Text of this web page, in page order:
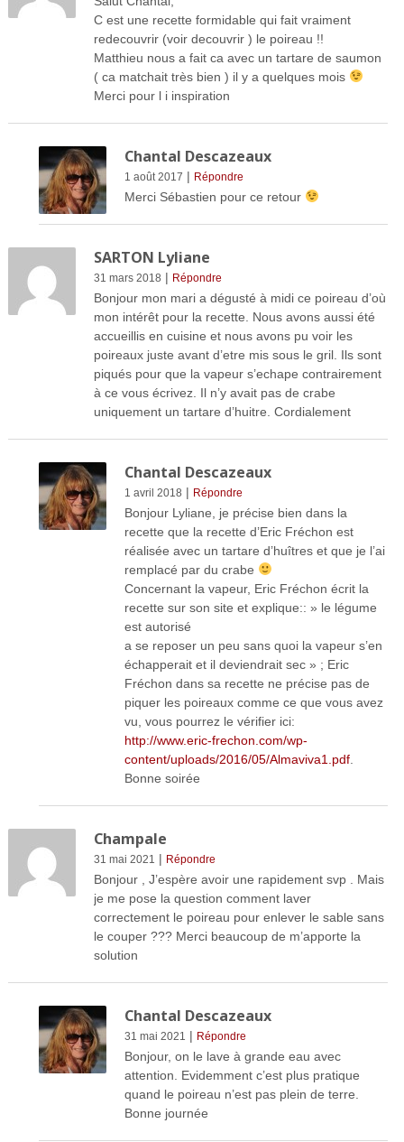
C est une recette formidable qui fait vraiment
redecouvrir (voir decouvrir ) le poireau !!
Matthieu nous a fait ca avec un tartare de saumon
( ca matchait très bien ) il y a quelques mois
Merci pour l i inspiration
Chantal Descazeaux
1 août 2017 | Répondre
Merci Sébastien pour ce retour
SARTON Lyliane
31 mars 2018 | Répondre
Bonjour mon mari a dégusté à midi ce poireau d’où
mon intérêt pour la recette. Nous avons aussi été
accueillis en cuisine et nous avons pu voir les
poireaux juste avant d’etre mis sous le gril. Ils sont
piqués pour que la vapeur s’echape contrairement
à ce vous écrivez. Il n’y avait pas de crabe
uniquement un tartare d’huitre. Cordialement
Chantal Descazeaux
1 avril 2018 | Répondre
Bonjour Lyliane, je précise bien dans la
recette que la recette d’Eric Fréchon est
réalisée avec un tartare d’huîtres et que je l’ai
remplacé par du crabe
Concernant la vapeur, Eric Fréchon écrit la
recette sur son site et explique:: » le légume
est autorisé
a se reposer un peu sans quoi la vapeur s’en
échapperait et il deviendrait sec » ; Eric
Fréchon dans sa recette ne précise pas de
piquer les poireaux comme ce que vous avez
vu, vous pourrez le vérifier ici:
http://www.eric-frechon.com/wp-
content/uploads/2016/05/Almaviva1.pdf.
Bonne soirée
Champale
31 mai 2021 | Répondre
Bonjour , J’espère avoir une rapidement svp . Mais
je me pose la question comment laver
correctement le poireau pour enlever le sable sans
le couper ??? Merci beaucoup de m’apporte la
solution
Chantal Descazeaux
31 mai 2021 | Répondre
Bonjour, on le lave à grande eau avec
attention. Evidemment c’est plus pratique
quand le poireau n’est pas plein de terre.
Bonne journée